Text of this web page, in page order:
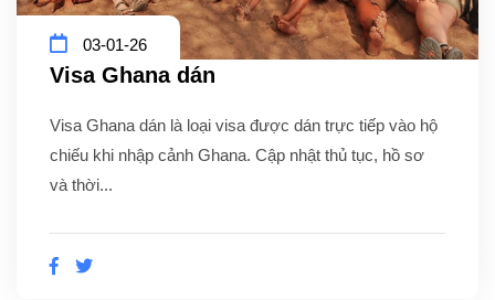
03-01-26
Visa Ghana dán
Visa Ghana dán là loại visa được dán trực tiếp vào hộ
chiếu khi nhập cảnh Ghana. Cập nhật thủ tục, hồ sơ
và thời...